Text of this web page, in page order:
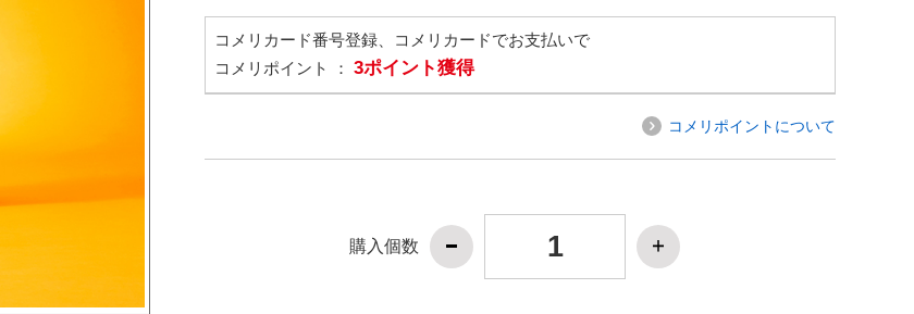
コメリカード番号登録、コメリカードでお支払いで
コメリポイント ： 3ポイント獲得
コメリポイントについて
購入個数